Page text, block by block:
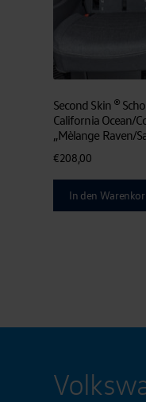
Second Skin ®
California Ocean/
„Mèlange Raven/
€208,00
In den